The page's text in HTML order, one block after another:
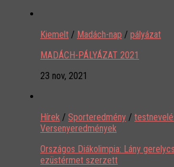
Kiemelt / Madách-nap / pályázat
MADÁCH-PÁLYÁZAT 2021
23 nov, 2021
Hírek / Sporteredmény /
Versenyeredmények
Országos Diákolimpia: Lány
ezüstérmet szerzett